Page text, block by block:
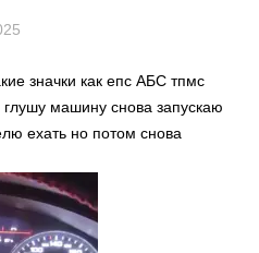
значки как епс АБС тпмс
машину снова запускаю
ехать но потом снова